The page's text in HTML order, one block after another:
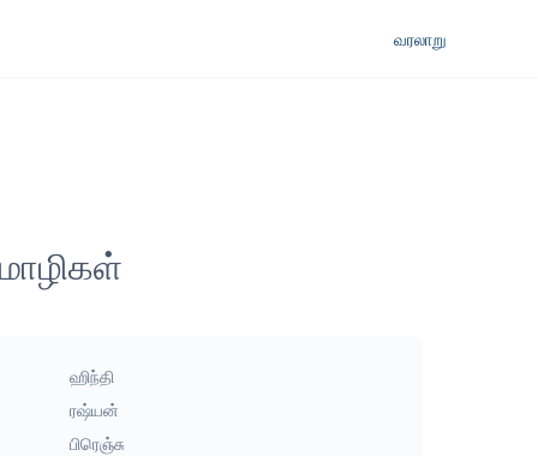
வரலாறு
ஹிந்தி
ரஷ்யன்
பிரெஞ்சு